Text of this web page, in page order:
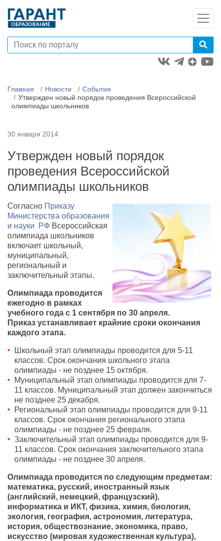
Главная Новости
События
Утвержден новый порядок проведения Всероссийской
олимпиады школьников
30 января 2014
Утвержден новый порядок
проведения Всероссийской
олимпиады школьников
Согласно Приказу
Министерства образования
и науки РФ Всероссийская
олимпиада школьников
включает школьный,
муниципальный,
региональный и
заключительный этапы.
Олимпиада проводится
ежегодно в рамках
учебного года с 1 сентября по 30 апреля.
Приказ устанавливает крайние сроки окончания
каждого этапа.
Школьный этап олимпиады проводится для 5-11
классов. Срок окончания школьного этапа
олимпиады - не позднее 15 октября.
Муниципальный этап олимпиады проводится для 7-
11 классов. Муниципальный этап должен закончиться
не позднее 25 декабря.
Региональный этап олимпиады проводится для 9-11
классов. Срок окончания регионального этапа
олимпиады - не позднее 25 февраля.
Заключительный этап олимпиады проводится для 9-
11 классов. Срок окончания заключительного этапа
олимпиады - не позднее 30 апреля.
Олимпиада проводится по следующим предметам:
математика, русский, иностранный язык
(английский, немецкий, французский),
информатика и ИКТ, физика, химия, биология,
экология, география, астрономия, литература,
история, обществознание, экономика, право,
искусство (мировая художественная культура),